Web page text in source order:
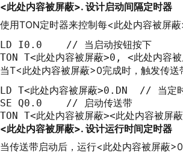
<此处内容被屏蔽>. 设计启动间隔定时器
使用TON定时器来控制每<此处内容被屏蔽
LD I0.0    // 当启动按钮按下
TON T<此处内容被屏蔽>0, <此处内容
当T<此处内容被屏蔽>0完成时，触发传送
LD T<此处内容被屏蔽>0.DN  // 当定
SE Q0.0    // 启动传送带
TON T<此处内容被屏蔽><此处内容被
<此处内容被屏蔽>. 设计运行时间定时器
当传送带启动后，运行<此处内容被屏蔽>0